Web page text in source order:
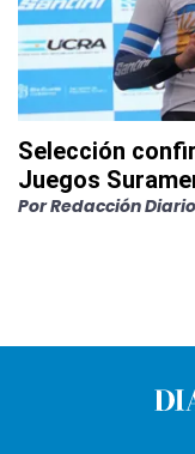
Selección
Juegos
PorRedacción